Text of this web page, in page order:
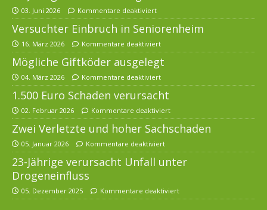
03. Juni 2026 Kommentare deaktiviert
Versuchter Einbruch in Seniorenheim
16. März 2026 Kommentare deaktiviert
Mögliche Giftköder ausgelegt
04. März 2026 Kommentare deaktiviert
1.500 Euro Schaden verursacht
02. Februar 2026 Kommentare deaktiviert
Zwei Verletzte und hoher Sachschaden
05. Januar 2026 Kommentare deaktiviert
23-Jährige verursacht Unfall unter
Drogeneinfluss
05. Dezember 2025 Kommentare deaktiviert